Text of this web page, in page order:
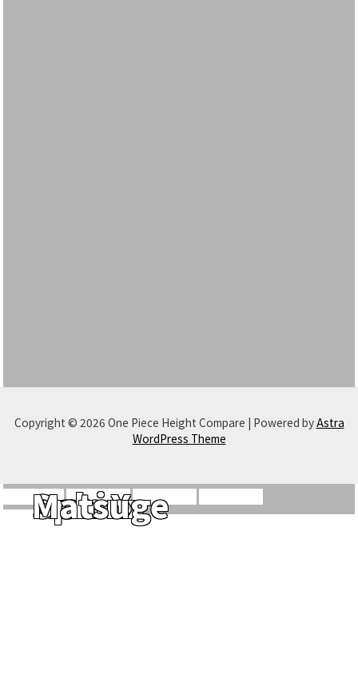
Ivan X
Sphinx
Matsuge
Copyright © 2026 One Piece Height Compare | Powered byAstra
WordPress Theme